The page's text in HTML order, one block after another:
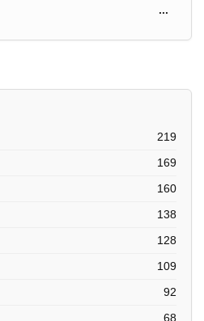
...
219
169
160
138
128
109
92
68